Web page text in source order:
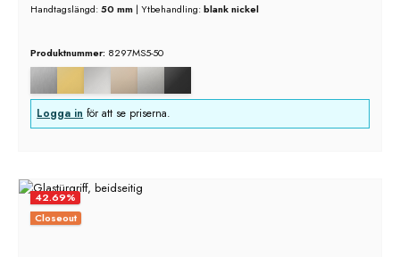
Handtagslängd:50 mm | Ytbehandling:blank nickel
Produktnummer: 8297MS5-50
Logga in för att se priserna.
42.69%
Closeout